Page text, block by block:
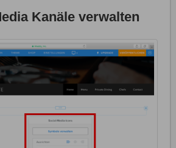
Kanäle verwalten